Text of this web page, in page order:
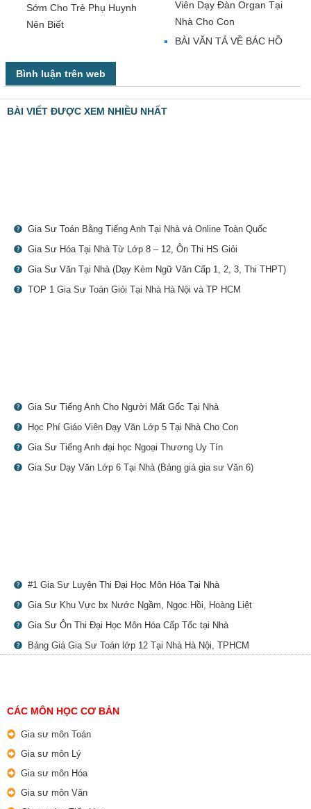
Sớm Cho Trẻ Phụ Huynh
Nên Biết
Viên Dạy Đàn Organ Tại
Nhà Cho Con
BÀI VĂN TẢ VỀ BÁC HỒ
Bình luận trên web
BÀI VIẾT ĐƯỢC XEM NHIỀU NHẤT
Gia Sư Toán Bằng Tiếng Anh Tại Nhà và Online Toàn Quốc
Gia Sư Hóa Tại Nhà Từ Lớp 8 – 12, Ôn Thi HS Giỏi
Gia Sư Văn Tại Nhà (Dạy Kèm Ngữ Văn Cấp 1, 2, 3, Thi THPT)
TOP 1 Gia Sư Toán Giỏi Tại Nhà Hà Nội và TP HCM
Gia Sư Tiếng Anh Cho Người Mất Gốc Tại Nhà
Học Phí Giáo Viên Dạy Văn Lớp 5 Tại Nhà Cho Con
Gia Sư Tiếng Anh đại học Ngoại Thương Uy Tín
Gia Sư Dạy Văn Lớp 6 Tại Nhà (Bảng giá gia sư Văn 6)
#1 Gia Sư Luyện Thi Đại Học Môn Hóa Tại Nhà
Gia Sư Khu Vực bx Nước Ngầm, Ngọc Hồi, Hoàng Liệt
Gia Sư Ôn Thi Đại Học Môn Hóa Cấp Tốc tại Nhà
Bảng Giá Gia Sư Toán lớp 12 Tại Nhà Hà Nội, TPHCM
CÁC MÔN HỌC CƠ BẢN
Gia sư môn Toán
Gia sư môn Lý
Gia sư môn Hóa
Gia sư môn Văn